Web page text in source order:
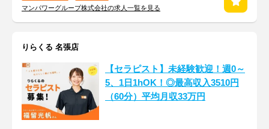
マンパワーグループ株式会社の求人一覧を見る
りらくる 名張店
【セラピスト】未経験歓迎！週0～
5、1日1hOK！◎最高収入3510円
（60分）平均月収33万円